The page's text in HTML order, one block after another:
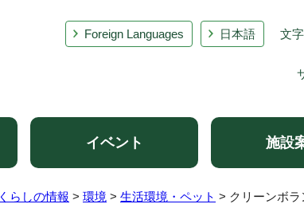
Foreign Languages 日本語 文
イベント 施設
くらしの情報 > 環境 > 生活環境・ペット > クリーンボラ